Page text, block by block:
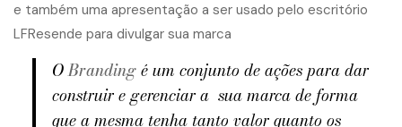
e também uma apresentação a ser usado pelo escritório
LFResende para divulgar sua marca
​O ​Brandingé um conjunto de ações para dar​
construir e gerenciar​ a ​ sua marca​ de forma
que a mesma tenha tanto valor quanto os